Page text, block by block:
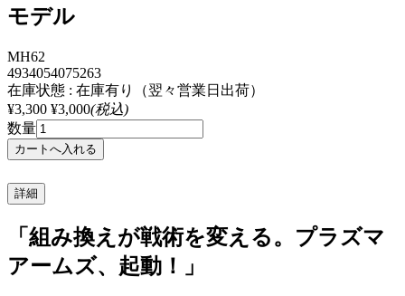
モデル
MH62
4934054075263
在庫状態 : 在庫有り（翌々営業日出荷）
¥3,300 ¥3,000(税込)
数量
詳細
「組み換えが戦術を変える。プラズマ
アームズ、起動！」